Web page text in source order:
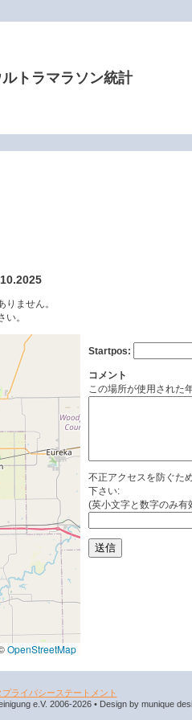
ルトラマラソン統計
ません。
。
OpenStreetMap
Startpos:
コメント
この場所が使用された
不正アクセスを防ぐた
下さい:
(英小文字と数字のみ有
プライバシーステートメント
e.V. 2006-2026 • Design by munique